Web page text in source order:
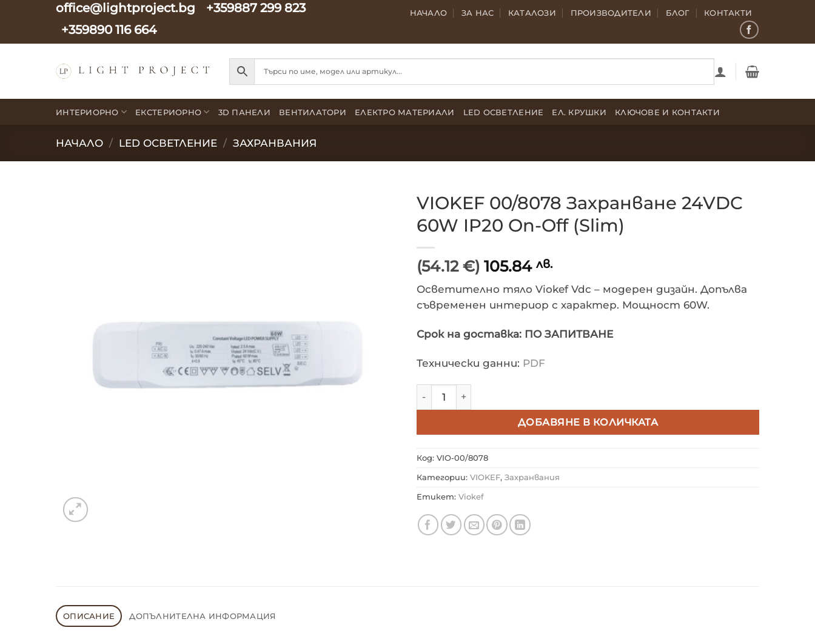
office@lightproject.bg
+359887 299 823
+359890 116 664
НАЧАЛО ЗА НАС КАТАЛОЗИ ПРОИЗВОДИТЕЛИ БЛОГ КОНТАКТИ
ИНТЕРИОРНО ЕКСТЕРИОРНО 3D ПАНЕЛИ ВЕНТИЛАТОРИ ЕЛЕКТРО МАТЕРИАЛИ LED ОСВЕТЛЕНИЕ ЕЛ. КРУШКИ КЛЮЧОВЕ И КОНТАКТИ
НАЧАЛО / LED ОСВЕТЛЕНИЕ / ЗАХРАНВАНИЯ
VIOKEF 00/8078 Захранване 24VDC
60W IP20 On-Off (Slim)
(54.12 €) 105.84 лв.
Осветително тяло Viokef Vdc – модерен дизайн. Допълва
съвременен интериор с характер. Мощност 60W.
Срок на доставка: ПО ЗАПИТВАНЕ
Технически данни: PDF
количество за VIOKEF 00/8078 Захранване 24VDC 60W IP20 On-Off (Slim)
ДОБАВЯНЕ В КОЛИЧКАТА
Код: VIO-00/8078
Категории: VIOKEF, Захранвания
Етикет: Viokef
ОПИСАНИЕ ДОПЪЛНИТЕЛНА ИНФОРМАЦИЯ